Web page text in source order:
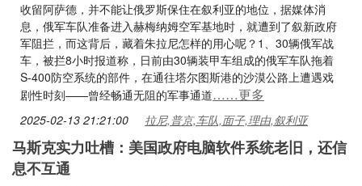
收留阿萨德，并不能让俄罗斯保住在叙利亚的地位，据媒体消
息，俄军车队准备进入赫梅纳姆空军基地时，就遭到了叙新政府
军阻拦，而这背后，藏着朱拉尼怎样的用心呢？1、30辆俄军战
车，被拦8小时报道称，日前由30辆装甲车组成的俄军车队拖着
S-400防空系统的部件，在通往塔尔图斯港的沙漠公路上遭遇戏
剧性时刻——曾经畅通无阻的军事通道……更多
2025-02-13 21:21:00 拉尼,普京,车队,面子,理由,叙利亚
马斯克实力吐槽：美国政府电脑软件系统老旧，还信
息不互通